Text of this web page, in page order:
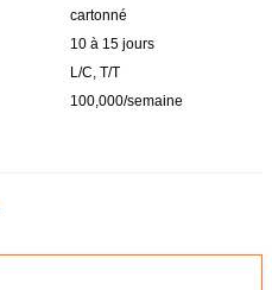
cartonné
10 à 15 jours
L/C, T/T
100,000/semaine